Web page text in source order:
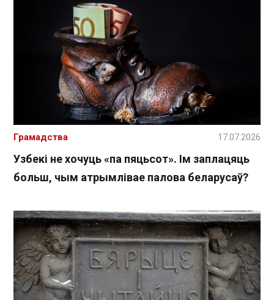
Узбекі не хочуць «па пяцьсот». Ім заплацяць
больш, чым атрымлівае палова беларусаў?
Грамадства 17.07.2026